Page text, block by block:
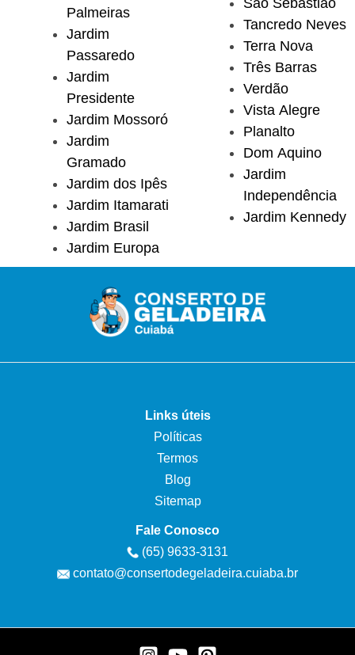
Palmeiras
Jardim
Passaredo
Jardim
Presidente
Jardim Mossoró
Jardim
Gramado
Jardim dos Ipês
Jardim Itamarati
Jardim Brasil
Jardim Europa
Tancredo Neves
Terra Nova
Três Barras
Verdão
Vista Alegre
Planalto
Dom Aquino
Jardim
Independência
Jardim Kennedy
Links úteis
Políticas
Termos
Blog
Sitemap
Fale Conosco
(65) 9633-3131
contato@consertodegeladeira.cuiaba.br